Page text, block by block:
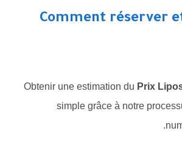
Comment réserver
Obtenir une estimation duPrix
simple grâce à notre